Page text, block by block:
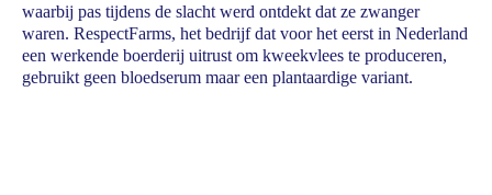
waarbij pas tijdens de slacht werd ontdekt dat ze zwanger
waren. RespectFarms, het bedrijf dat voor het eerst in Nederland
een werkende boerderij uitrust om kweekvlees te produceren,
gebruikt geen bloedserum maar een plantaardige variant.